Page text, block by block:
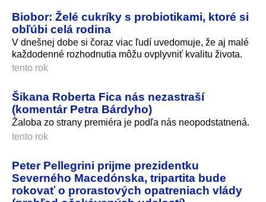
Biobor: Želé cukríky s probiotikami, ktoré si
obľúbi celá rodina
V dnešnej dobe si čoraz viac ľudí uvedomuje, že aj malé
každodenné rozhodnutia môžu ovplyvniť kvalitu života.
tento rok
Šikana Roberta Fica nás nezastraší
(komentár Petra Bárdyho)
Žaloba zo strany premiéra je podľa nás neopodstatnená.
tento rok
Peter Pellegrini prijme prezidentku
Severného Macedónska, tripartita bude
rokovať o prorastových opatreniach vlády